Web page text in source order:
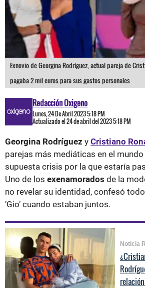
Exnovio de Georgina Rodríguez, actual pareja de
pagaba 2 mil euros para sus gastos personales
Redacción Oxigeno
Lunes, 24 De Abril 2023 5:18 PM
Actualizado el 24 de abril del 2023 5:18 PM
Georgina Rodríguez y Cristiano
parejas más mediáticas en el
supuesta crisis por la que estaría
Uno de los exenamorados de la
no revelar su identidad, confesó
‘Gio’ cuando estaban juntos.
Noticia